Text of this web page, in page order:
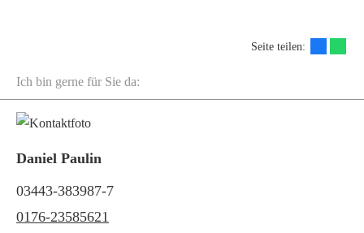
Seite teilen:
Ich bin gerne für Sie da:
Daniel Paulin
03443-383987-7
0176-23585621